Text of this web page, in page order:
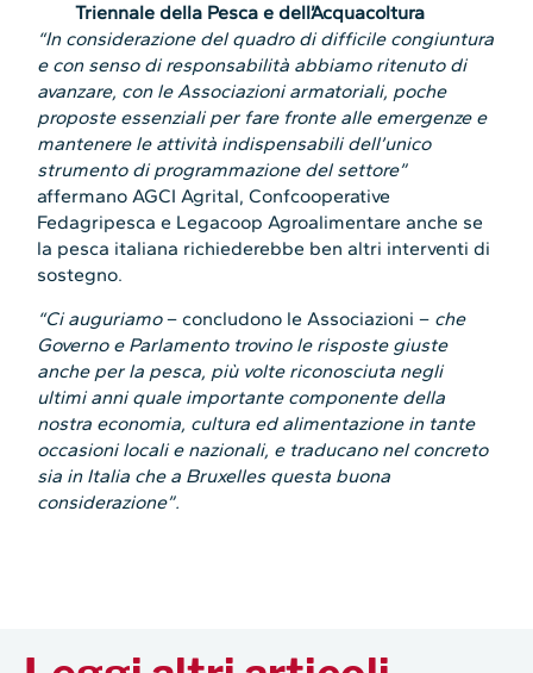
Triennale della Pesca e dell’Acquacoltura
“In considerazione del quadro di difficile congiuntura
e con senso di responsabilità abbiamo ritenuto di
avanzare, con le Associazioni armatoriali, poche
proposte essenziali per fare fronte alle emergenze e
mantenere le attività indispensabili dell’unico
strumento di programmazione del settore”
affermano AGCI Agrital, Confcooperative
Fedagripesca e Legacoop Agroalimentare anche se
la pesca italiana richiederebbe ben altri interventi di
sostegno.
“Ci auguriamo– concludono le Associazioni – che
Governo e Parlamento trovino le risposte giuste
anche per la pesca, più volte riconosciuta negli
ultimi anni quale importante componente della
nostra economia, cultura ed alimentazione in tante
occasioni locali e nazionali, e traducano nel concreto
sia in Italia che a Bruxelles questa buona
considerazione”.